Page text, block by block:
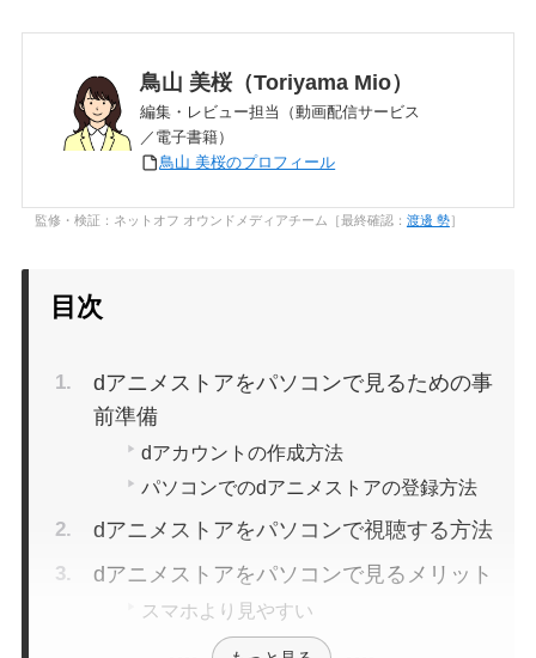
鳥山 美桜（Toriyama Mio）
編集・レビュー担当（動画配信サービス
／電子書籍）
鳥山 美桜のプロフィール
監修・検証：ネットオフ オウンドメディアチーム［最終確認： 渡邊 勢］
目次
dアニメストアをパソコンで見るための事
前準備
dアカウントの作成方法
パソコンでのdアニメストアの登録方法
dアニメストアをパソコンで視聴する方法
dアニメストアをパソコンで見るメリット
スマホより見やすい